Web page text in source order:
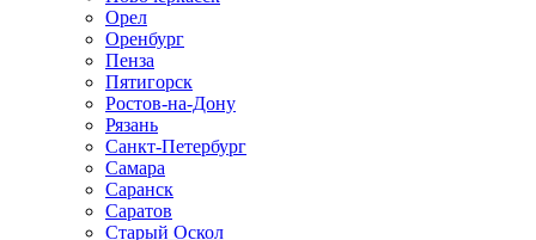
Орел
Оренбург
Пенза
Пятигорск
Ростов-на-Дону
Рязань
Санкт-Петербург
Самара
Саранск
Саратов
Старый Оскол